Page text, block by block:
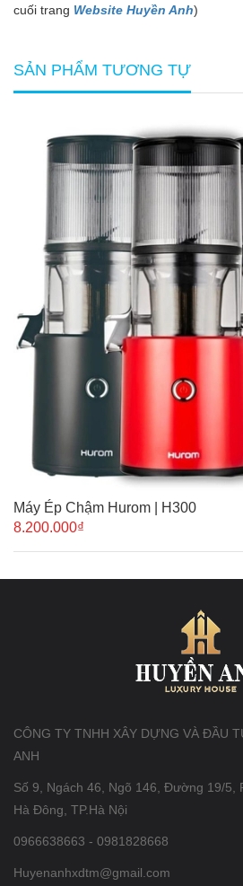
cuối trang Website Huyền Anh)
SẢN PHẨM TƯƠNG TỰ
Máy Ép Chậm Hurom | H300
8.200.000₫
CÔNG TY TNHH XÂY DỰNG VÀ ĐẦU
ANH
Số 9, Ngách 46, Ngõ 146, Đường 19/5,
Hà Đông, TP.Hà Nội
0966638663 - 0981828668
Huyenanhxdtm@gmail.com